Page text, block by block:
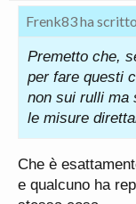
Frenk83 ha
Premetto che,
per fare questi
non sui rulli ma
le misure
Che è
e qualcuno ha